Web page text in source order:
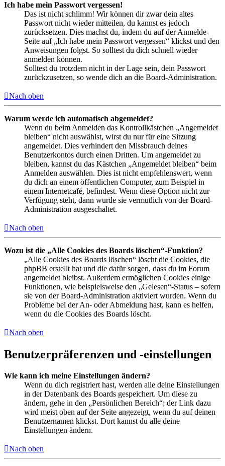
Ich habe mein Passwort vergessen!
Das ist nicht schlimm! Wir können dir zwar dein altes
Passwort nicht wieder mitteilen, du kannst es jedoch
zurücksetzen. Dies machst du, indem du auf der Anmelde-
Seite auf „Ich habe mein Passwort vergessen“ klickst und den
Anweisungen folgst. So solltest du dich schnell wieder
anmelden können.
Solltest du trotzdem nicht in der Lage sein, dein Passwort
zurückzusetzen, so wende dich an die Board-Administration.
Nach oben
Warum werde ich automatisch abgemeldet?
Wenn du beim Anmelden das Kontrollkästchen „Angemeldet
bleiben“ nicht auswählst, wirst du nur für eine Sitzung
angemeldet. Dies verhindert den Missbrauch deines
Benutzerkontos durch einen Dritten. Um angemeldet zu
bleiben, kannst du das Kästchen „Angemeldet bleiben“ beim
Anmelden auswählen. Dies ist nicht empfehlenswert, wenn
du dich an einem öffentlichen Computer, zum Beispiel in
einem Internetcafé, befindest. Wenn diese Option nicht zur
Verfügung steht, dann wurde sie vermutlich von der Board-
Administration ausgeschaltet.
Nach oben
Wozu ist die „Alle Cookies des Boards löschen“-Funktion?
„Alle Cookies des Boards löschen“ löscht die Cookies, die
phpBB erstellt hat und die dafür sorgen, dass du im Forum
angemeldet bleibst. Außerdem ermöglichen Cookies einige
Funktionen, wie beispielsweise den „Gelesen“-Status – sofern
sie von der Board-Administration aktiviert wurden. Wenn du
Probleme bei der An- oder Abmeldung hast, kann es helfen,
wenn du die Cookies des Boards löscht.
Nach oben
Benutzerpräferenzen und -einstellungen
Wie kann ich meine Einstellungen ändern?
Wenn du dich registriert hast, werden alle deine Einstellungen
in der Datenbank des Boards gespeichert. Um diese zu
ändern, gehe in den „Persönlichen Bereich“; der Link dazu
wird meist oben auf der Seite angezeigt, wenn du auf deinen
Benutzernamen klickst. Dort kannst du alle deine
Einstellungen ändern.
Nach oben